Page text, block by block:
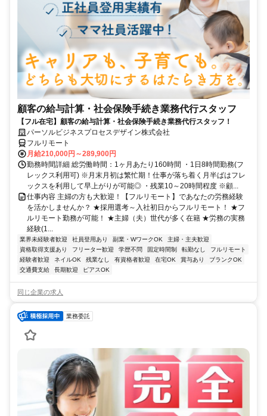
顧客の給与計算・社会保険手続き業務代行スタッフ
【フル在宅】顧客の給与計算・社会保険手続き業務代行スタッフ！
パーソルビジネスプロセスデザイン株式会社
フルリモート
月給210,000円～289,900円
勤務時間詳細 総労働時間：1ヶ月あたり160時間 ・1日8時間勤務(フ
レックス利用可) ※月末月初は繁忙期！仕事が落ち着く月半ばはフレ
ックスを利用して早上がりが可能◎ ・残業10～20時間程度 ※顧...
仕事内容 主婦の方も大歓迎！【フルリモート】であなたの労務経験
を活かしませんか？ ★採用選考～入社初日からフルリモート！ ★フ
ルリモート勤務が可能！ ★主婦（夫）世代が多く在籍 ★労務の実務
経験(1...
業界未経験者歓迎 社員登用あり 副業・WワークOK
主婦・主夫歓迎
資格取得支援あり
フリーター歓迎 学歴不問 固定時間制 転勤なし
フルリモート
経験者歓迎
ネイルOK 残業なし 有資格者歓迎 在宅OK 賞与あり
ブランクOK
交通費支給
長期歓迎 ピアスOK
同じ企業の求人
業務委託